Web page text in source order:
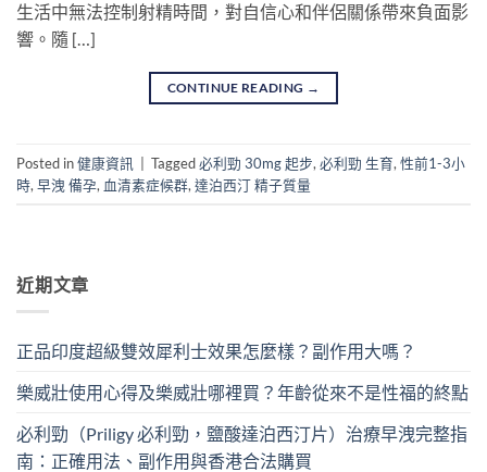
生活中無法控制射精時間，對自信心和伴侶關係帶來負面影
響。隨 […]
CONTINUE READING →
Posted in健康資訊 Tagged必利勁 30mg 起步, 必利勁 生育, 性前1-3小
時, 早洩 備孕, 血清素症候群, 達泊西汀 精子質量
近期文章
正品印度超級雙效犀利士效果怎麼樣？副作用大嗎？
樂威壯使用心得及樂威壯哪裡買？年齡從來不是性福的終點
必利勁（Priligy 必利勁，鹽酸達泊西汀片）治療早洩完整指
南：正確用法、副作用與香港合法購買